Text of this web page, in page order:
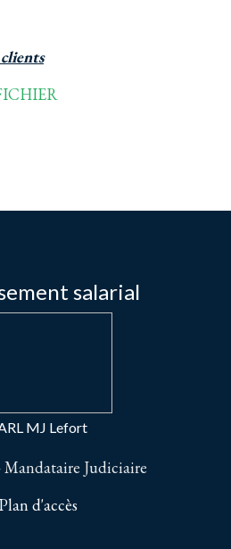
salarial
MJ Lefort
Mandataire Judiciaire
d'accès